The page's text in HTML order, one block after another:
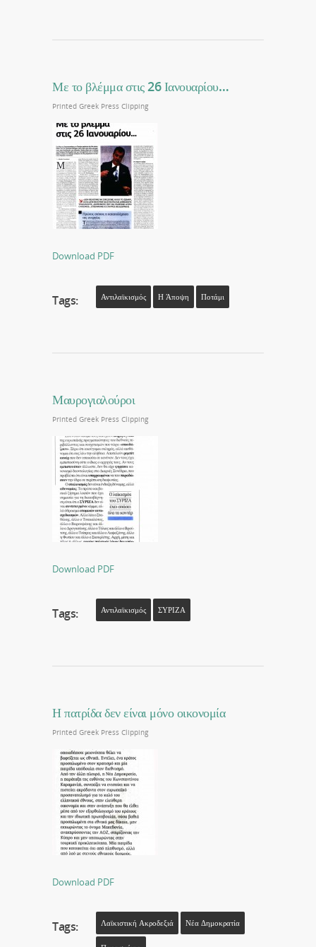
Με το βλέμμα στις 26 Ιανουαρίου…
Printed Greek Press Clipping
Download PDF
Tags: Αντιλαϊκισμός Η Άποψη Ποτάμι
Μαυρογιαλούροι
Printed Greek Press Clipping
Download PDF
Tags: Αντιλαϊκισμός ΣΥΡΙΖΑ
Η πατρίδα δεν είναι μόνο οικονομία
Printed Greek Press Clipping
Download PDF
Tags: Λαϊκιστική Ακροδεξιά Νέα Δημοκρατία